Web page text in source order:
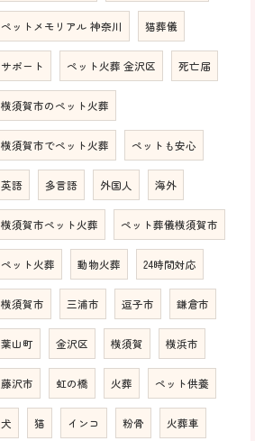
ペットメモリアル 神奈川 猫葬儀
サポート ペット火葬 金沢区 死亡届
横須賀市のペット火葬
横須賀市でペット火葬 ペットも安心
英語 多言語 外国人 海外
横須賀市ペット火葬 ペット葬儀横須賀市
ペット火葬 動物火葬 24時間対応
横須賀市 三浦市 逗子市 鎌倉市
葉山町 金沢区 横須賀 横浜市
藤沢市 虹の橋 火葬 ペット供養
犬 猫 インコ 粉骨 火葬車